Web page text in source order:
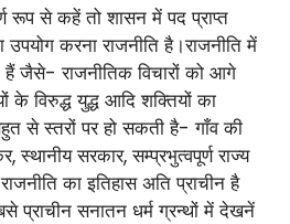
रूप से कहें तो शासन में पद प्राप्त
करना राजनीति है।राजनीति में
जैसे- राजनीतिक विचारों को आगे
के विरुद्ध युद्ध आदि शक्तियों का
से स्तरों पर हो सकती है- गाँव की
स्थानीय सरकार, सम्प्रभुत्वपूर्ण राज्य
का इतिहास अति प्राचीन है
प्राचीन सनातन धर्म ग्रन्थों में देखनें